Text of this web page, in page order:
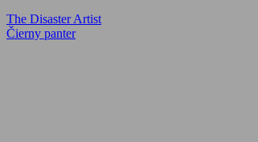
Navigácia
v
Previous
Post:
The Disaster Artist
Next
Čierny panter